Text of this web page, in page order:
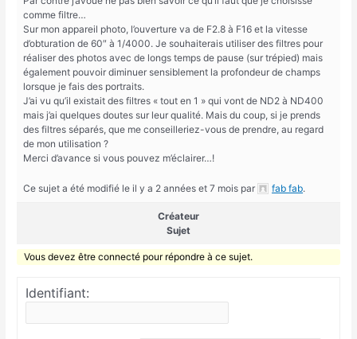
comme filtre…
Sur mon appareil photo, l’ouverture va de F2.8 à F16 et la vitesse
d’obturation de 60″ à 1/4000. Je souhaiterais utiliser des filtres pour
réaliser des photos avec de longs temps de pause (sur trépied) mais
également pouvoir diminuer sensiblement la profondeur de champs
lorsque je fais des portraits.
J’ai vu qu’il existait des filtres « tout en 1 » qui vont de ND2 à ND400
mais j’ai quelques doutes sur leur qualité. Mais du coup, si je prends
des filtres séparés, que me conseilleriez-vous de prendre, au regard
de mon utilisation ?
Merci d’avance si vous pouvez m’éclairer…!
Ce sujet a été modifié le il y a 2 années et 7 mois par fab fab.
Créateur
Sujet
Vous devez être connecté pour répondre à ce sujet.
Identifiant: